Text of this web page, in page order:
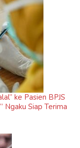
ke Pasien BPJS
Ngaku Siap Terima